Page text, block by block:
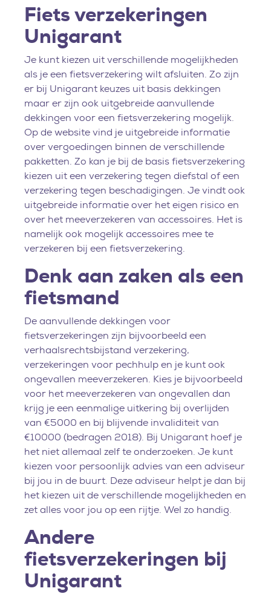
Fiets verzekeringen
Unigarant
Je kunt kiezen uit verschillende mogelijkheden
als je een fietsverzekering wilt afsluiten. Zo zijn
er bij Unigarant keuzes uit basis dekkingen
maar er zijn ook uitgebreide aanvullende
dekkingen voor een fietsverzekering mogelijk.
Op de website vind je uitgebreide informatie
over vergoedingen binnen de verschillende
pakketten. Zo kan je bij de basis fietsverzekering
kiezen uit een verzekering tegen diefstal of een
verzekering tegen beschadigingen. Je vindt ook
uitgebreide informatie over het eigen risico en
over het meeverzekeren van accessoires. Het is
namelijk ook mogelijk accessoires mee te
verzekeren bij een fietsverzekering.
Denk aan zaken als een
fietsmand
De aanvullende dekkingen voor
fietsverzekeringen zijn bijvoorbeeld een
verhaalsrechtsbijstand verzekering,
verzekeringen voor pechhulp en je kunt ook
ongevallen meeverzekeren. Kies je bijvoorbeeld
voor het meeverzekeren van ongevallen dan
krijg je een eenmalige uitkering bij overlijden
van €5000 en bij blijvende invaliditeit van
€10000 (bedragen 2018). Bij Unigarant hoef je
het niet allemaal zelf te onderzoeken. Je kunt
kiezen voor persoonlijk advies van een adviseur
bij jou in de buurt. Deze adviseur helpt je dan bij
het kiezen uit de verschillende mogelijkheden en
zet alles voor jou op een rijtje. Wel zo handig.
Andere
fietsverzekeringen bij
Unigarant